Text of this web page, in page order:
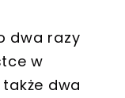
dwa razy
w
dwa